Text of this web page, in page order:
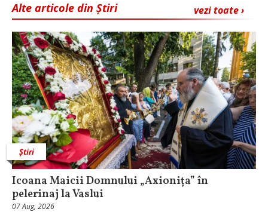
vezi toate ›
Alte articole din Știri
Știri
Icoana Maicii Domnului „Axionița” în
pelerinaj la Vaslui
07 Aug, 2026